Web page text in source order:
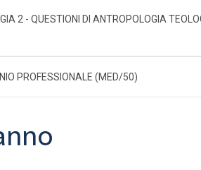
2 - QUESTIONI DI ANTROPOLOGIA
PROFESSIONALE (MED/50)